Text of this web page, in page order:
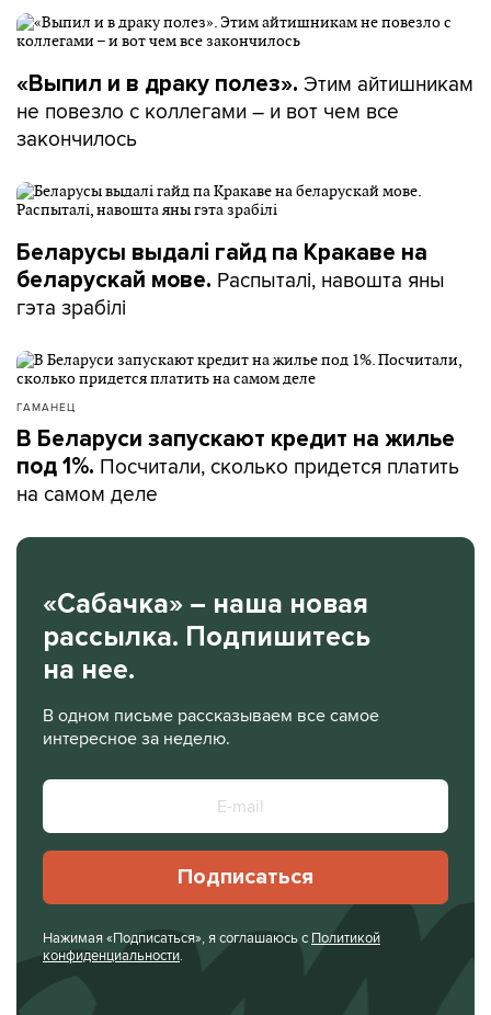
«Выпил и в драку полез». Этим айтишникам
не повезло с коллегами – и вот чем все
закончилось
Беларусы выдалі гайд па Кракаве на
беларускай мове. Распыталі, навошта яны
гэта зрабілі
ГАМАНЕЦ
В Беларуси запускают кредит на жилье
под 1%. Посчитали, сколько придется платить
на самом деле
«Сабачка» – наша новая
рассылка. Подпишитесь
на нее.
В одном письме рассказываем все самое
интересное за неделю.
Подписаться
Нажимая «Подписаться», я соглашаюсь с Политикой
конфиденциальности.